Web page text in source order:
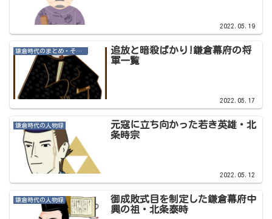
2022.05.19
鎌倉時代のまとめ・その他記事
追放と暗殺ばかり!鎌倉幕府の将
軍一覧
2022.05.17
鎌倉時代の人物録
元寇に立ち向かった若き英雄・北
条時宗
2022.05.12
鎌倉時代の人物録
御成敗式目を制定した鎌倉幕府中
興の祖・北条泰時